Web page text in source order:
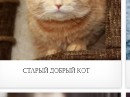
СТАРЫЙ ДОБРЫЙ КОТ